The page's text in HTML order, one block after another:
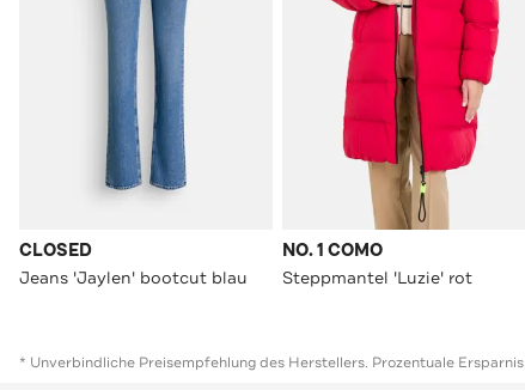
CLOSED
Jeans 'Jaylen' bootcut blau
NO. 1 COMO
Steppmantel 'Luzie' rot
* Unverbindliche Preisempfehlung des Herstellers. Prozentuale